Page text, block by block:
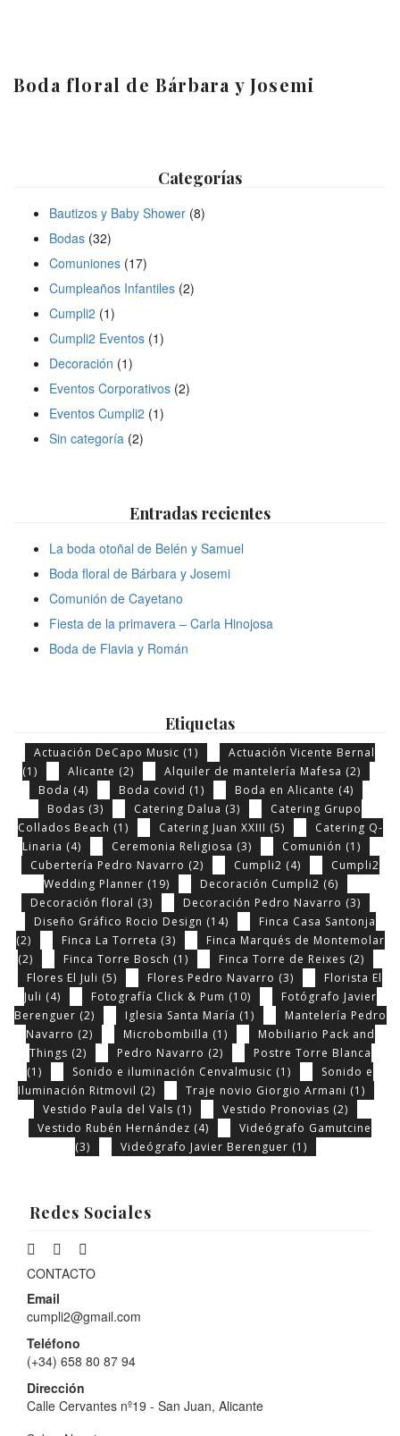
Boda floral de Bárbara y Josemi
Categorías
Bautizos y Baby Shower (8)
Bodas (32)
Comuniones (17)
Cumpleaños Infantiles (2)
Cumpli2 (1)
Cumpli2 Eventos (1)
Decoración (1)
Eventos Corporativos (2)
Eventos Cumpli2 (1)
Sin categoría (2)
Entradas recientes
La boda otoñal de Belén y Samuel
Boda floral de Bárbara y Josemi
Comunión de Cayetano
Fiesta de la primavera – Carla Hinojosa
Boda de Flavia y Román
Etiquetas
Actuación DeCapo Music (1)
Actuación Vicente Bernal
(1)
Alicante (2) Alquiler de mantelería Mafesa (2)
Boda (4) Boda covid (1) Boda en Alicante (4)
Bodas (3) Catering Dalua (3)
Catering Grupo
Collados Beach (1) Catering Juan XXIII (5)
Catering Q-
Linaria (4) Ceremonia Religiosa (3) Comunión (1)
Cubertería Pedro Navarro (2) Cumpli2 (4)
Cumpli2
Wedding Planner (19) Decoración Cumpli2 (6)
Decoración floral (3) Decoración Pedro Navarro (3)
Diseño Gráfico Rocio Design (14)
Finca Casa Santonja
(2)
Finca La Torreta (3)
Finca Marqués de Montemolar
(2)
Finca Torre Bosch (1) Finca Torre de Reixes (2)
Flores El Juli (5) Flores Pedro Navarro (3)
Florista El
Juli (4) Fotografía Click & Pum (10)
Fotógrafo Javier
Berenguer (2) Iglesia Santa María (1)
Mantelería Pedro
Navarro (2) Microbombilla (1)
Mobiliario Pack and
Things (2) Pedro Navarro (2)
Postre Torre Blanca
(1)
Sonido e iluminación Cenvalmusic (1)
Sonido e
Iluminación Ritmovil (2) Traje novio Giorgio Armani (1)
Vestido Paula del Vals (1) Vestido Pronovias (2)
Vestido Rubén Hernández (4)
Videógrafo Gamutcine
(3)
Videógrafo Javier Berenguer (1)
Redes Sociales
CONTACTO
Email
cumpli2@gmail.com
Teléfono
(+34) 658 80 87 94
Dirección
Calle Cervantes nº19 - San Juan, Alicante